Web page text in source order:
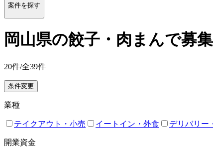
案件を探す
岡山県の餃子・肉まんで募
20件/全39件
条件変更
業種
テイクアウト・小売 イートイン・外食 デリバリー
開業資金